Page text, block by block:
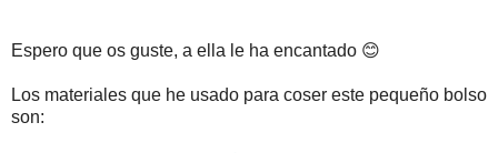
Espero que os guste, a ella le ha encantado 😊
Los materiales que he usado para coser este pequeño bolso
son: